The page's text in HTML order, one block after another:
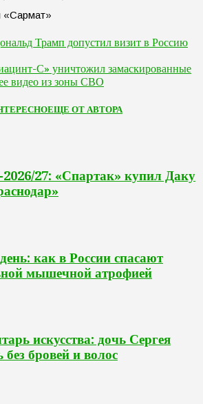
Трамп допустил визит в Россию
С» уничтожил замаскированные
видео из зоны СВО
ЕЩЕ ОТ АВТОРА
27: «Спартак» купил Даку
как в России спасают
мышечной атрофией
искусства: дочь Сергея
бровей и волос